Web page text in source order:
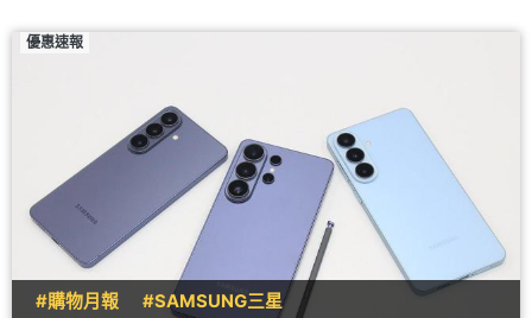
優惠速報
#購物月報 #SAMSUNG三星